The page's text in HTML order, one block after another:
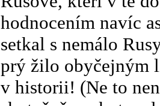
hodnocením navíc
setkal s nemálo
prý žilo obyčejným
v historii! (Ne to